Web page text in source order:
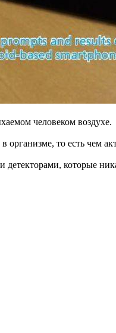
человеком воздухе.
организме, то есть чем
которые